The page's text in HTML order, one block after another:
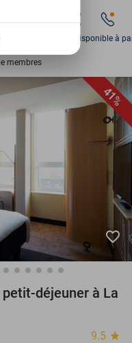
membres
deals
semaine
membres
Sam disponible à
41%
favorite_border
déjeuner à La
9.5 star